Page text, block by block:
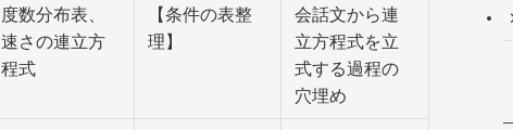
度数分布表、
速さの連立方
程式
【条件の表整
理】
会話文から連
立方程式を立
式する過程の
穴埋め